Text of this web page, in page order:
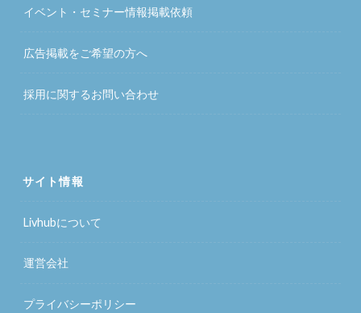
イベント・セミナー情報掲載依頼
広告掲載をご希望の方へ
採用に関するお問い合わせ
サイト情報
Livhubについて
運営会社
プライバシーポリシー